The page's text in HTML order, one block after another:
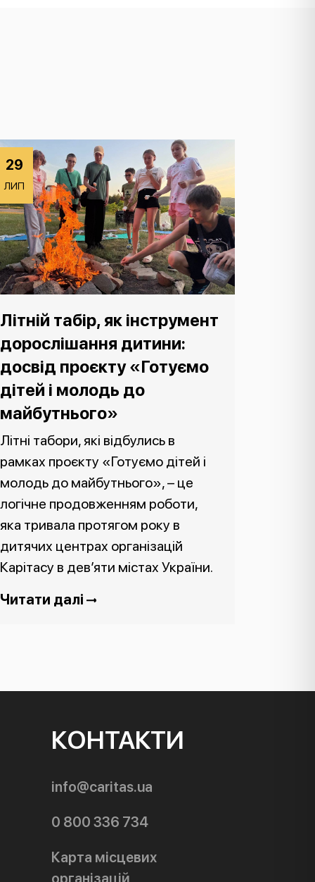
29
ЛИП
Літній табір, як інструмент
дорослішання дитини:
досвід проєкту «Готуємо
дітей і молодь до
майбутнього»
Літні табори, які відбулись в
рамках проєкту «Готуємо дітей і
молодь до майбутнього», – це
логічне продовженням роботи,
яка тривала протягом року в
дитячих центрах організацій
Карітасу в дев’яти містах України.
Читати далі
КОНТАКТИ
info@caritas.ua
0 800 336 734
Карта місцевих